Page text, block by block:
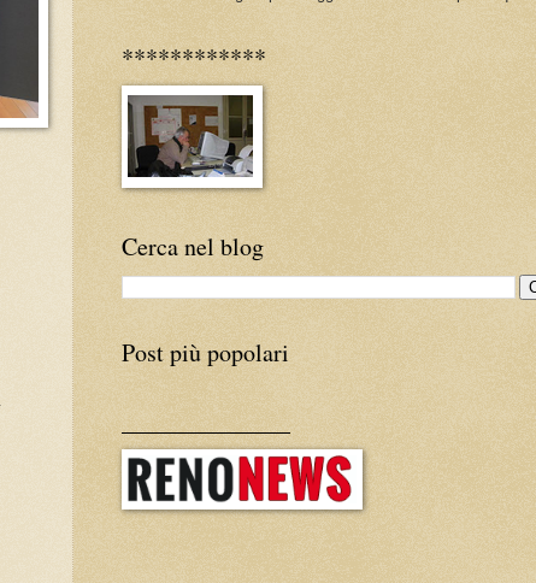
************
Cerca nel blog
Post più popolari